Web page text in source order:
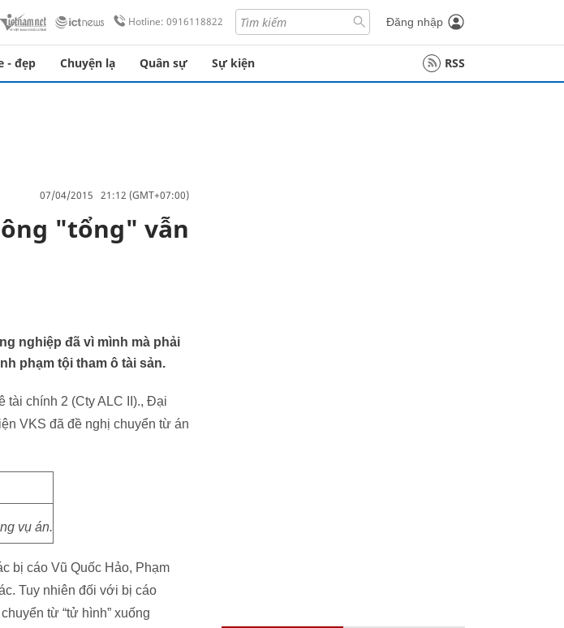
Hotline: 0916118822 Đăng nhập
- đẹp Chuyện lạ Quân sự Sự kiện RSS
07/04/2015 21:12 (GMT+07:00)
"tổng" vẫn
nghiệp đã vì mình mà phải
phạm tội tham ô tài sản.
tài chính 2 (Cty ALC II)., Đại
VKS đã đề nghị chuyển từ án
vụ án.
bị cáo Vũ Quốc Hảo, Phạm
Tuy nhiên đối với bị cáo
từ “tử hình” xuống